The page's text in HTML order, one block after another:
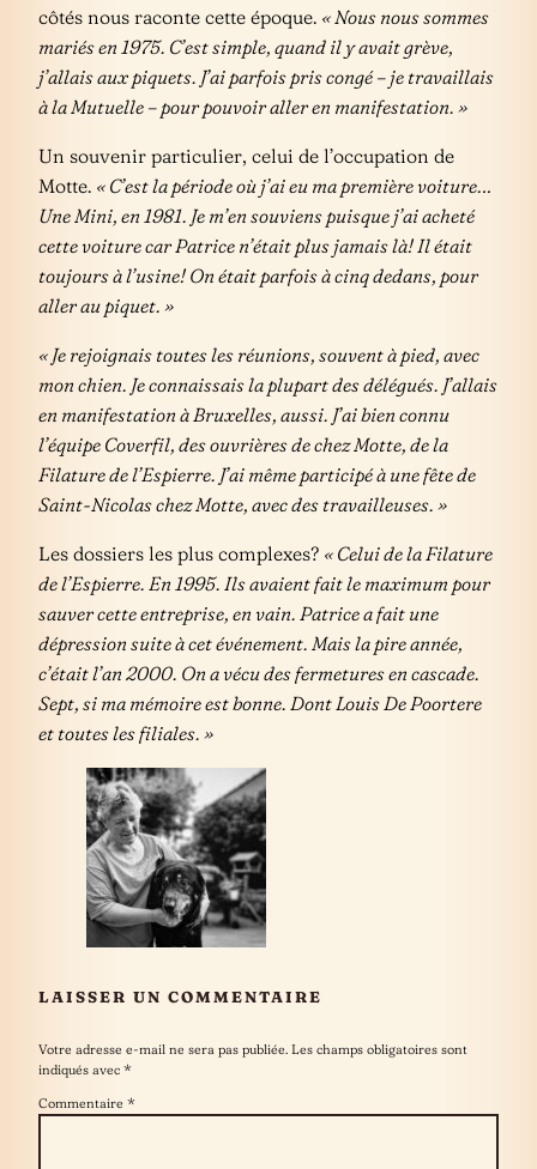
côtés nous raconte cette époque. « Nous nous sommes
mariés en 1975. C’est simple, quand il y avait grève,
j’allais aux piquets. J’ai parfois pris congé – je travaillais
à la Mutuelle – pour pouvoir aller en manifestation. »
Un souvenir particulier, celui de l’occupation de
Motte. « C’est la période où j’ai eu ma première voiture…
Une Mini, en 1981. Je m’en souviens puisque j’ai acheté
cette voiture car Patrice n’était plus jamais là! Il était
toujours à l’usine! On était parfois à cinq dedans, pour
aller au piquet. »
« Je rejoignais toutes les réunions, souvent à pied, avec
mon chien. Je connaissais la plupart des délégués. J’allais
en manifestation à Bruxelles, aussi. J’ai bien connu
l’équipe Coverfil, des ouvrières de chez Motte, de la
Filature de l’Espierre. J’ai même participé à une fête de
Saint-Nicolas chez Motte, avec des travailleuses. »
Les dossiers les plus complexes? « Celui de la Filature
de l’Espierre. En 1995. Ils avaient fait le maximum pour
sauver cette entreprise, en vain. Patrice a fait une
dépression suite à cet événement. Mais la pire année,
c’était l’an 2000. On a vécu des fermetures en cascade.
Sept, si ma mémoire est bonne. Dont Louis De Poortere
et toutes les filiales. »
LAISSER UN COMMENTAIRE
Votre adresse e-mail ne sera pas publiée. Les champs obligatoires sont
indiqués avec *
Commentaire *